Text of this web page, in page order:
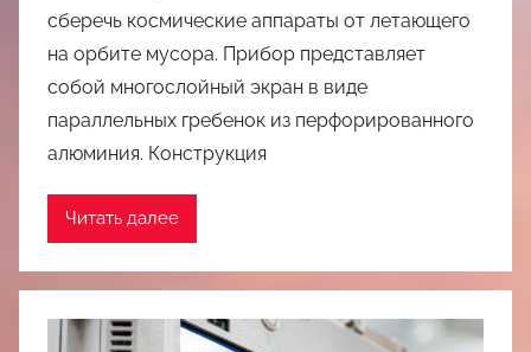
сберечь космические аппараты от летающего
на орбите мусора. Прибор представляет
собой многослойный экран в виде
параллельных гребенок из перфорированного
алюминия. Конструкция
Читать далее